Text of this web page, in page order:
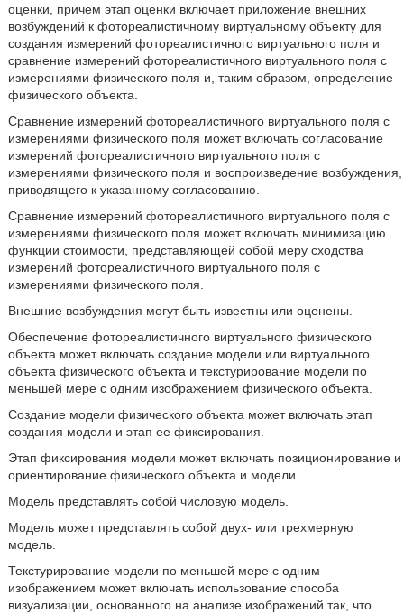
оценки, причем этап оценки включает приложение внешних
возбуждений к фотореалистичному виртуальному объекту для
создания измерений фотореалистичного виртуального поля и
сравнение измерений фотореалистичного виртуального поля с
измерениями физического поля и, таким образом, определение
физического объекта.
Сравнение измерений фотореалистичного виртуального поля с
измерениями физического поля может включать согласование
измерений фотореалистичного виртуального поля с
измерениями физического поля и воспроизведение возбуждения,
приводящего к указанному согласованию.
Сравнение измерений фотореалистичного виртуального поля с
измерениями физического поля может включать минимизацию
функции стоимости, представляющей собой меру сходства
измерений фотореалистичного виртуального поля с
измерениями физического поля.
Внешние возбуждения могут быть известны или оценены.
Обеспечение фотореалистичного виртуального физического
объекта может включать создание модели или виртуального
объекта физического объекта и текстурирование модели по
меньшей мере с одним изображением физического объекта.
Создание модели физического объекта может включать этап
создания модели и этап ее фиксирования.
Этап фиксирования модели может включать позиционирование и
ориентирование физического объекта и модели.
Модель представлять собой числовую модель.
Модель может представлять собой двух- или трехмерную
модель.
Текстурирование модели по меньшей мере с одним
изображением может включать использование способа
визуализации, основанного на анализе изображений так, что